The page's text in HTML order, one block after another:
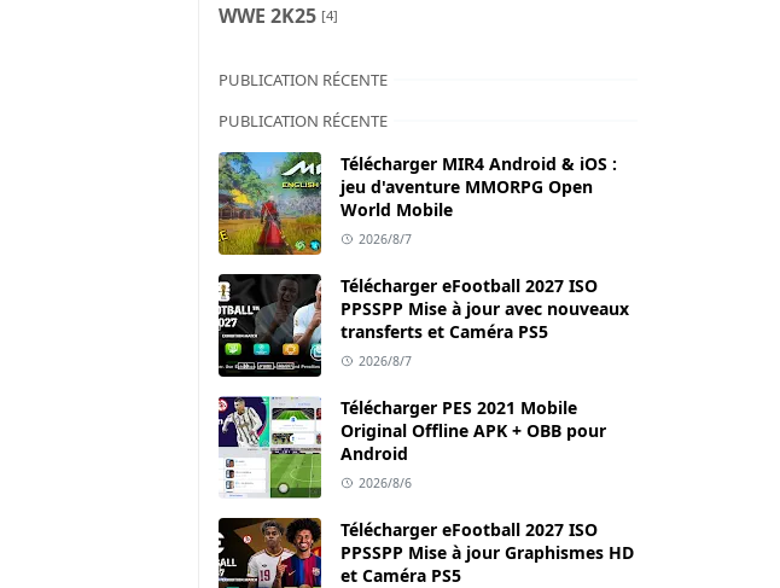
WWE 2K25 [4]
PUBLICATION RÉCENTE
PUBLICATION RÉCENTE
Télécharger MIR4 Android & iOS :
jeu d'aventure MMORPG Open
World Mobile
2026/8/7
Télécharger eFootball 2027 ISO
PPSSPP Mise à jour avec nouveaux
transferts et Caméra PS5
2026/8/7
Télécharger PES 2021 Mobile
Original Offline APK + OBB pour
Android
2026/8/6
Télécharger eFootball 2027 ISO
PPSSPP Mise à jour Graphismes HD
et Caméra PS5